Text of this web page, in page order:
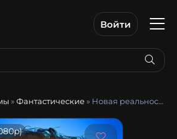
Войти
»Фантастические» Новая реальность